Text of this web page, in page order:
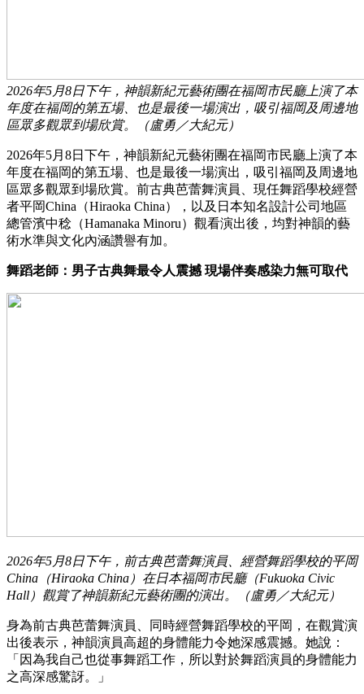
2026年5月8日下午，神韻新紀元藝術團在福岡市民廳上演了本
年度在福岡的第五場、也是最後一場演出，吸引福岡及周邊地
區眾多觀眾到場欣賞。（盧勇／大紀元）
2026年5月8日下午，神韻新紀元藝術團在福岡市民廳上演了本
年度在福岡的第五場、也是最後一場演出，吸引福岡及周邊地
區眾多觀眾到場欣賞。前古典芭蕾舞演員、現任舞蹈學校經營
者平岡China（Hiraoka China），以及日本知名設計公司地區
總管濱中稔（Hamanaka Minoru）觀看演出後，均對神韻的藝
術水準與文化內涵讚譽有加。
舞蹈老師：男子古典舞最令人震撼 現場伴奏感染力無可取代
2026年5月8日下午，前古典芭蕾舞演員、經營舞蹈學校的平岡
China（Hiraoka China）在日本福岡市民廳（Fukuoka Civic
Hall）觀賞了神韻新紀元藝術團的演出。（盧勇／大紀元）
身為前古典芭蕾舞演員、同時經營舞蹈學校的平岡，在觀賞演
出後表示，神韻演員高超的身體能力令她深感震撼。她說：
「因為我自己也從事舞蹈工作，所以對於舞蹈演員的身體能力
之高深感驚訝。」